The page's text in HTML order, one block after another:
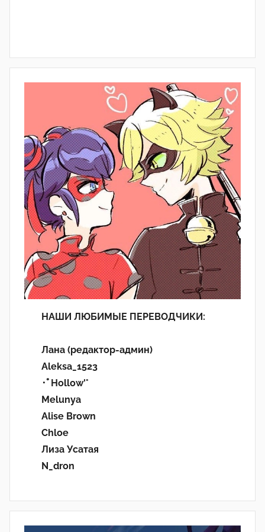
НАШИ ЛЮБИМЫЕ ПЕРЕВОДЧИКИ:
Лана (редактор-админ)
Aleksa_1523
･ﾟHollow'°
Melunya
Alise Brown
Chloe
Лиза Усатая
N_dron